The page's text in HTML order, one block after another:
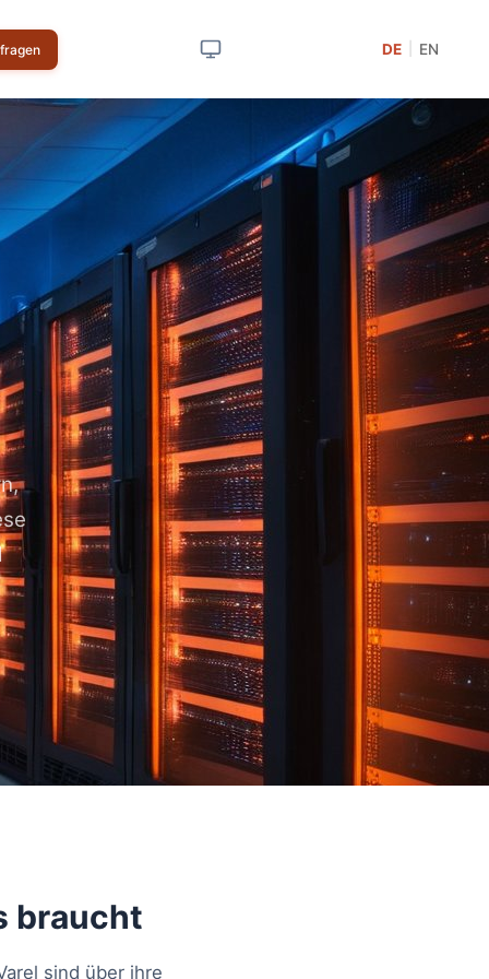
DE EN
braucht
sind über ihre